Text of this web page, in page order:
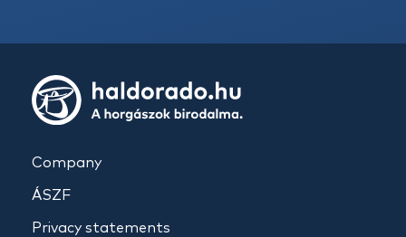
Company
ÁSZF
Privacy statements